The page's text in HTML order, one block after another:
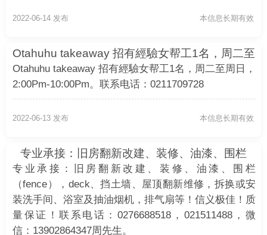
本信息长期有效
2022-06-14 发布
Otahuhu takeaway 招有經驗女帮工1名，周二至
周日，2:00Pm-10:00Pm。联系
Otahuhu takeaway 招有經驗女帮工1名，周二至周日，
2:00Pm-10:00Pm。联系电话：0211709728
本信息长期有效
2022-06-13 发布
专业承接：旧房翻新改建、装修、油漆、围栏
（fence），deck、挡土墙、屋顶翻新维修，拆
换或安装洗
专业承接：旧房翻新改建、装修、油漆、围栏
（fence），deck、挡土墙、屋顶翻新维修，拆换或安
装洗手间、浴室及抽油烟机，排气扇等！信义极佳！质
量保证！联系电话：0276688518，021511488，微
信：13902864347周先生。